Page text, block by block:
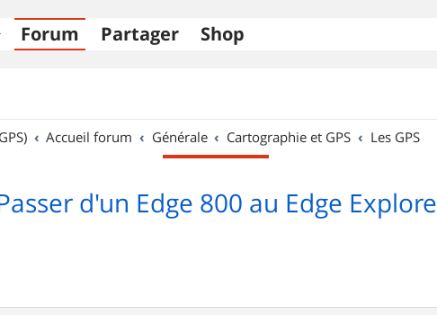
Forum Partager Shop
Accueil forum Générale Cartographie et GPS Les GPS
d'un Edge 800 au Edge Explore